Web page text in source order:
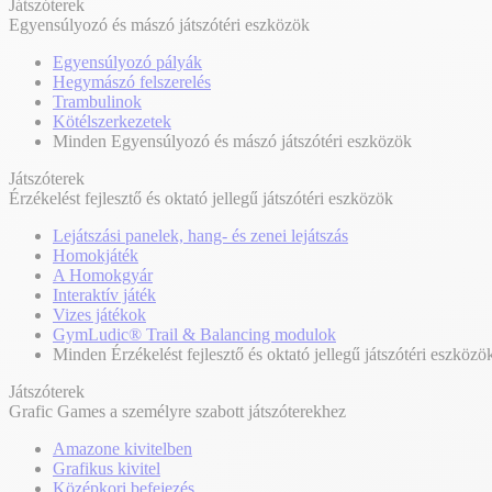
Játszóterek
Egyensúlyozó és mászó játszótéri eszközök
Egyensúlyozó pályák
Hegymászó felszerelés
Trambulinok
Kötélszerkezetek
Minden Egyensúlyozó és mászó játszótéri eszközök
Játszóterek
Érzékelést fejlesztő és oktató jellegű játszótéri eszközök
Lejátszási panelek, hang- és zenei lejátszás
Homokjáték
A Homokgyár
Interaktív játék
Vizes játékok
GymLudic® Trail & Balancing modulok
Minden Érzékelést fejlesztő és oktató jellegű játszótéri
Játszóterek
Grafic Games a személyre szabott játszóterekhez
Amazone kivitelben
Grafikus kivitel
Középkori befejezés